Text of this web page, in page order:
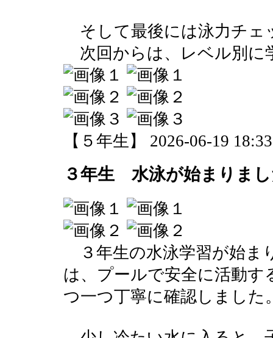
そして最後には泳力チェ
次回からは、レベル別に
【５年生】 2026-06-19
３年生 水泳が始まりま
３年生の水泳学習が始ま
は、プールで安全に活動
つ一つ丁寧に確認しました